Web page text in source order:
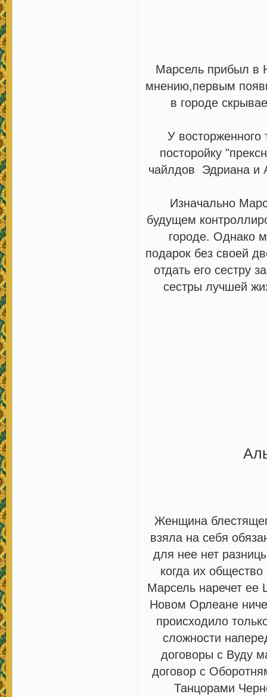
Марсель прибыл в
мнению,первым
в городе
У
посторойку
чайлдов Эдриана и
Изначально
будущем
городе. Однако
подарок без своей
отдать его сестру
сестры лучшей
Женщина
взяла на себя
для нее нет
когда их
Марсель наречет ее
Новом Орлеане
происходило
сложности
договоры с Вуду
договор с
Танцорами